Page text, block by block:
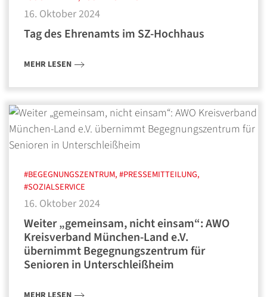
16. Oktober 2024
Tag des Ehrenamts im SZ-Hochhaus
MEHR LESEN
#BEGEGNUNGSZENTRUM, #PRESSEMITTEILUNG,
#SOZIALSERVICE
16. Oktober 2024
Weiter „gemeinsam, nicht einsam“: AWO
Kreisverband München-Land e.V.
übernimmt Begegnungszentrum für
Senioren in Unterschleißheim